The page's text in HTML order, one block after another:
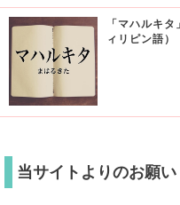
「マハルキ
ィリピン語）
当サイトよりのお願い